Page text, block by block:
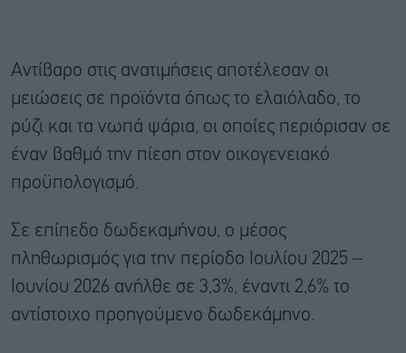
Αντίβαρο στις ανατιμήσεις αποτέλεσαν οι
μειώσεις σε προϊόντα όπως το ελαιόλαδο, το
ρύζι και τα νωπά ψάρια, οι οποίες περιόρισαν σε
έναν βαθμό την πίεση στον οικογενειακό
προϋπολογισμό.
Σε επίπεδο δωδεκαμήνου, ο μέσος
πληθωρισμός για την περίοδο Ιουλίου 2025 –
Ιουνίου 2026 ανήλθε σε 3,3%, έναντι 2,6% το
αντίστοιχο προηγούμενο δωδεκάμηνο.